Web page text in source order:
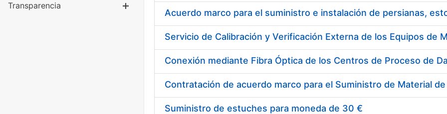
Transparencia Erakutsi/Ezkutatu
Acuerdo marco para el suministro e instalación de persianas,
Suministro de estuches para moneda de 30 €